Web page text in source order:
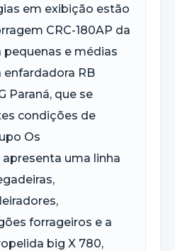
em exibição estão
CRC-180AP da
pequenas e médias
enfardadora RB
Paraná, que se
condições de
Os
apresenta uma linha
,
forrageiros e a
big X 780,